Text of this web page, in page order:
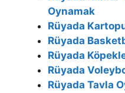
Oynamak
Rüyada
Rüyada
Rüyada
Rüyada
Rüyada Tavla